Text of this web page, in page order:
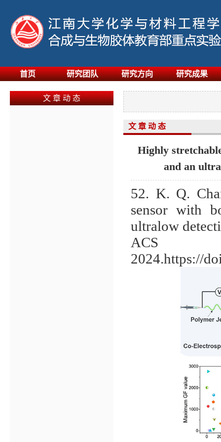
首页 研究团队 研究方向 研究成果
文 章 动 态
文 章 动 态
Highly
and an
52. K. Q.
sensor with
ultralow
ACS
2024.https://